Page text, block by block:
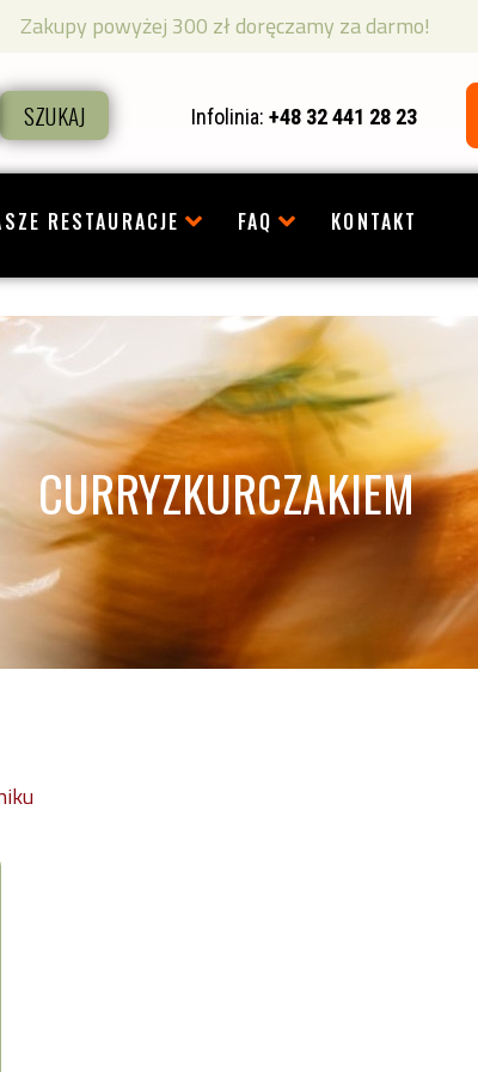
Zakupy powyżej 300 zł doręczamy za darmo!
SZUKAJ Infolinia: +48 32 441 28 23
RESTAURACJE FAQ KONTAKT
CURRYZKURCZAKIEM